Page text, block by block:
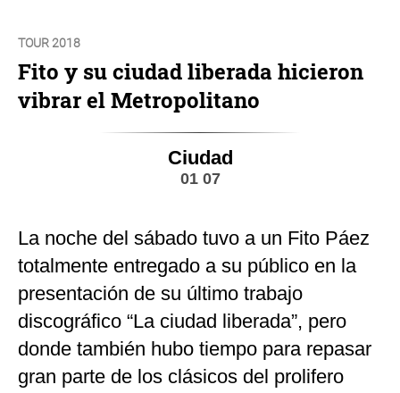
TOUR 2018
Fito y su ciudad liberada hicieron
vibrar el Metropolitano
Ciudad
01 07
La noche del sábado tuvo a un Fito Páez
totalmente entregado a su público en la
presentación de su último trabajo
discográfico “La ciudad liberada”, pero
donde también hubo tiempo para repasar
gran parte de los clásicos del prolifero